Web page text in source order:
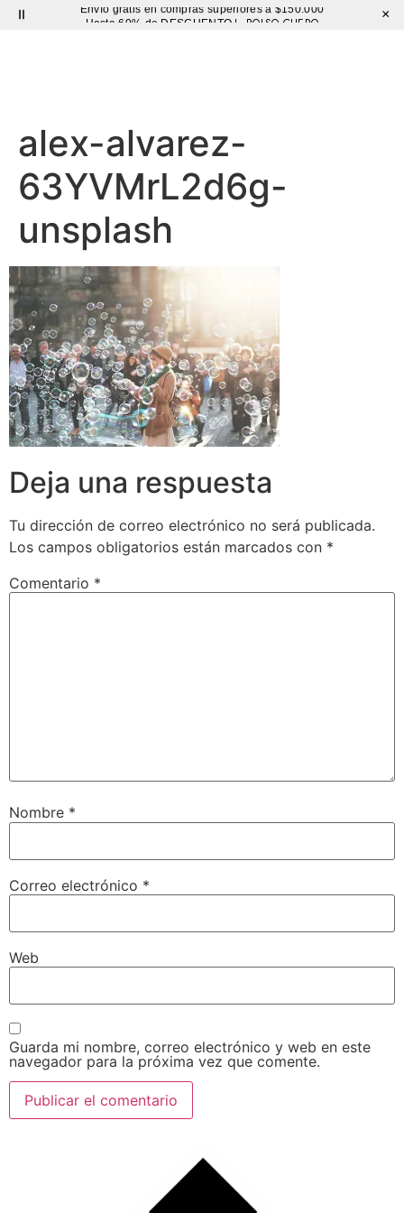
Hasta 60% de DESCUENTO | BOLSO CUERO ×
alex-alvarez-
63YVMrL2d6g-
unsplash
Deja una respuesta
Tu dirección de correo electrónico no será publicada.
Los campos obligatorios están marcados con *
Comentario *
Nombre *
Correo electrónico *
Web
Guarda mi nombre, correo electrónico y web en este
navegador para la próxima vez que comente.